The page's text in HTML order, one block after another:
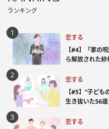
ランキング
恋する
【#4】「家の
ら解放された
恋する
【#5】“子ど
生き抜いた56
恋する